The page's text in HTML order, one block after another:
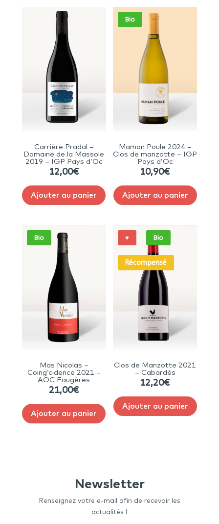
Carrière Pradal –
Domaine de la Massole
2019 – IGP Pays d’Oc
12,00€
Ajouter au panier
Bio
Maman Poule 2024 –
Clos de manzotte – IGP
Pays d’Oc
10,90€
Ajouter au panier
Bio
Mas Nicolas –
Coing’cidence 2021 –
AOC Faugères
21,00€
Ajouter au panier
♥ Bio
Récompensé
Clos de Manzotte 2021
– Cabardès
12,20€
Ajouter au panier
Newsletter
Renseignez votre e-mail afin de recevoir les
actualités !